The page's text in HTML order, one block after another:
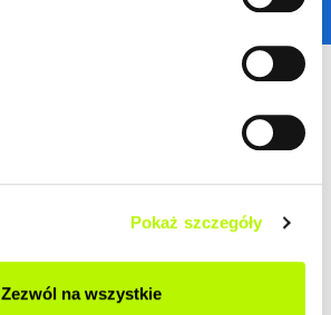
Pokaż szczegóły
Zezwól na wszystkie
Cena lokalu / m